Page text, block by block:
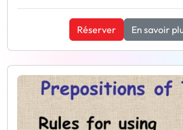
Réserver En savoir